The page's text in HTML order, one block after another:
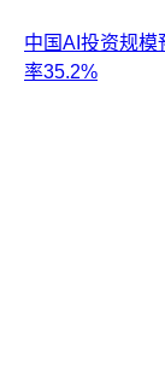
中国AI投资规
率35.2%